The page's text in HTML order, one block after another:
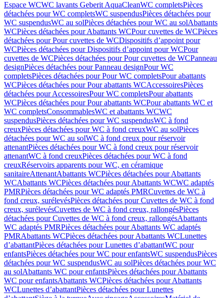
Espace WCWC lavants Geberit AquaCleanWC completsPièces
détachées pour WC completsWC suspendusPièces détachées pour
WC suspendusWC au solPièces détachées pour WC au solAbattants
WCPièces détachées pour Abattants WCPour cuvettes de WCPièces
détachées pour Pour cuvettes de WCDispositifs d’appoint pour
WCPièces détachées pour Dispositifs d’appoint pour WCPour
cuvettes de WCPièces détachées pour Pour cuvettes de WCPanneau
designPièces détachées pour Panneau designPour WC
completsPièces détachées pour Pour WC completsPour abattants
WCPièces détachées pour Pour abattants WCAccessoiresPièces
détachées pour AccessoiresPour WC completsPour abattants
WCPièces détachées pour Pour abattants WCPour abattants WC et
WC completsConsommablesWC et abattants WCWC
suspendusPièces détachées pour WC suspendusWC à fond
creuxPièces détachées pour WC à fond creuxWC au solPièces
détachées pour WC au solWC à fond creux pour réservoir
attenantPièces détachées pour WC à fond creux pour réservoir
attenantWC à fond creuxPièces détachées pour WC à fond
creuxRéservoirs apparents pour WC, en céramique
sanitaireAttenantAbattants WCPièces détachées pour Abattants
WCAbattants WCPièces détachées pour Abattants WCWC adaptés
PMRPièces détachées pour WC adaptés PMRCuvettes de WC à
fond creux, surélevésPièces détachées pour Cuvettes de WC à fond
creux, surélevésCuvettes de WC à fond creux, rallongésPièces
détachées pour Cuvettes de WC à fond creux, rallongésAbattants
WC adaptés PMRPièces détachées pour Abattants WC adaptés
PMRAbattants WCPièces détachées pour Abattants WCLunettes
d’abattantPièces détachées pour Lunettes d’abattantWC pour
enfantsPièces détachées pour WC pour enfantsWC suspendusPièces
détachées pour WC suspendusWC au solPièces détachées pour WC
au solAbattants WC pour enfantsPièces détachées pour Abattants
WC pour enfantsAbattants WCPièces détachées pour Abattants
WCLunettes d’abattantPièces détachées pour Lunettes